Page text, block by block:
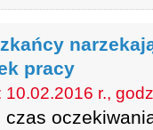
pracy
10.02.2016 r.,
czas